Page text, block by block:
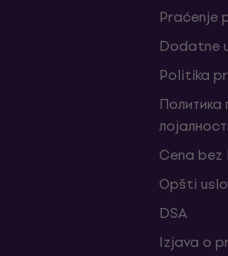
Praćenje
Dodatne
Politika
Cena bez
Opšti
DSA
Izjava o